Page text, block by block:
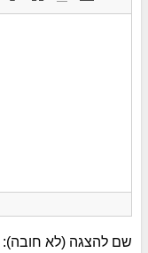
שם להצגה (לא חובה):